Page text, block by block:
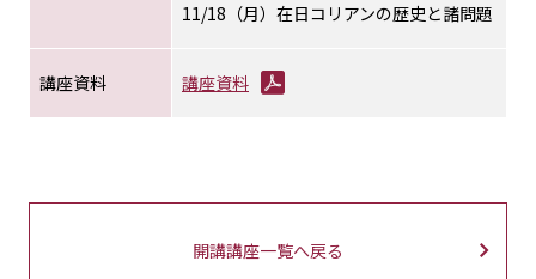
11/18（月）在日コリアンの歴史と諸問題
講座資料 講座資料
開講講座一覧へ戻る